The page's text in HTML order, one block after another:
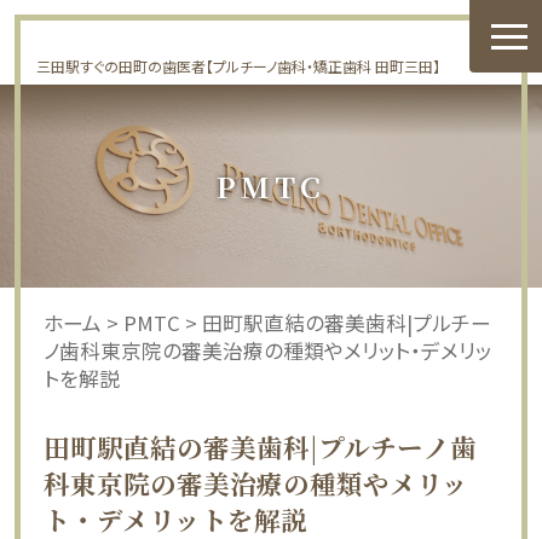
三田駅すぐの田町の歯医者【プルチーノ歯科・矯正歯科 田町三田】
PMTC
ホーム > PMTC > 田町駅直結の審美歯科|プルチー
ノ歯科東京院の審美治療の種類やメリット・デメリッ
トを解説
田町駅直結の審美歯科|プルチーノ歯
科東京院の審美治療の種類やメリッ
ト・デメリットを解説